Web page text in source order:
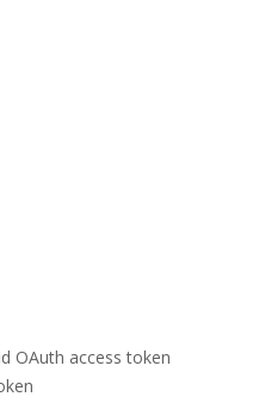
OAuth access token